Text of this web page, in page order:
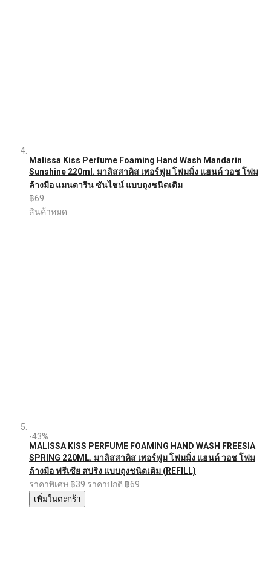
Malissa Kiss Perfume Foaming Hand Wash Mandarin
Sunshine 220ml. มาลิสสาคิส เพอร์ฟูม โฟมมิ่ง แฮนด์ วอช โฟม
ล้างมือ แมนดาริน ซันไชน์ แบบถุงชนิดเติม
฿69
สินค้าหมด
-43%
MALISSA KISS PERFUME FOAMING HAND WASH FREESIA
SPRING 220ML. มาลิสสาคิส เพอร์ฟูม โฟมมิ่ง แฮนด์ วอช โฟม
ล้างมือ ฟรีเซีย สปริง แบบถุงชนิดเติม (REFILL)
ราคาพิเศษ ฿39 ราคาปกติ ฿69
เพิ่มในตะกร้า